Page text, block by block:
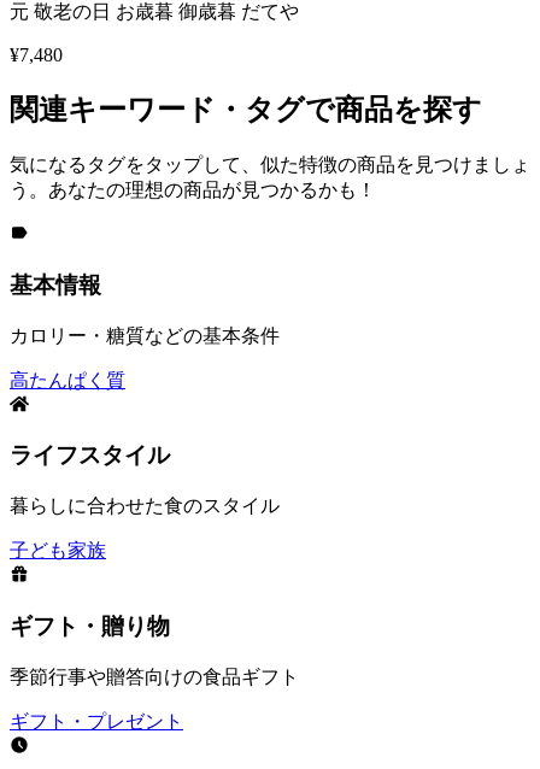
元 敬老の日 お歳暮 御歳暮 だてや
¥7,480
関連キーワード・タグで商品を探す
気になるタグをタップして、似た特徴の商品を見つけましょ
う。あなたの理想の商品が見つかるかも！
基本情報
カロリー・糖質などの基本条件
高たんぱく質
ライフスタイル
暮らしに合わせた食のスタイル
子ども家族
ギフト・贈り物
季節行事や贈答向けの食品ギフト
ギフト・プレゼント